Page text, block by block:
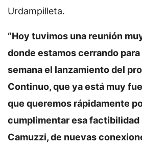
Urdampilleta.
“Hoy tuvimos una reunión
donde estamos cerrando
semana el lanzamiento del
Continuo, que ya está muy
que queremos rápidamente
cumplimentar esa factibilidad
Camuzzi, de nuevas